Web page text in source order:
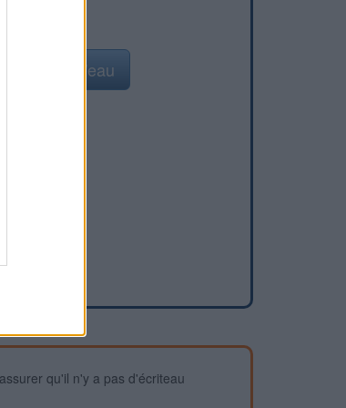
un point d'eau
qu'il n'y a pas d'écriteau